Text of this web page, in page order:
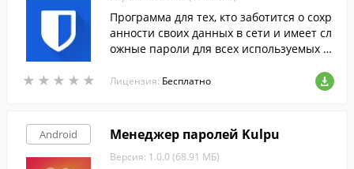
★ ★ ★ ★ ★
★ ★ ★ ★ ★
Программа для тех, кто заботится о сохр
анности своих данных в сети и имеет сл
ожные пароли для всех используемых с
Лицензия: Бесплатно
Android Менеджер паролей Kulpu
Версия: 1.0.0 (68.91 МБ)